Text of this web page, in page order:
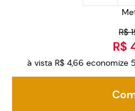
R$
R$
à vista R$ 4,66 economize